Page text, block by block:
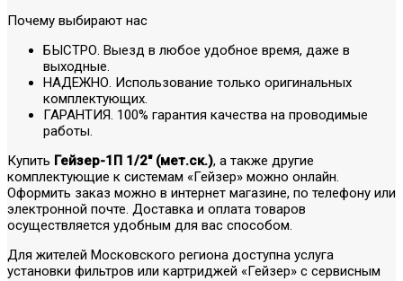
Почему выбирают нас
БЫСТРО. Выезд в любое удобное время, даже в
выходные.
НАДЕЖНО. Использование только оригинальных
комплектующих.
ГАРАНТИЯ. 100% гарантия качества на проводимые
работы.
Купить Гейзер-1П 1/2" (мет.ск.), а также другие
комплектующие к системам «Гейзер» можно онлайн.
Оформить заказ можно в интернет магазине, по телефону или
электронной почте. Доставка и оплата товаров
осуществляется удобным для вас способом.
Для жителей Московского региона доступна услуга
установки фильтров или картриджей «Гейзер» с сервисным